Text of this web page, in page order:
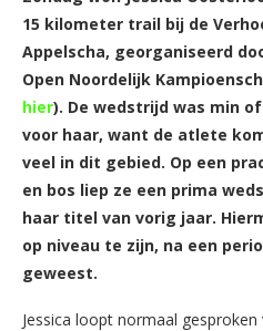
15 kilometer trail bij de
Appelscha, georganiseerd
Open Noordelijk
hier). De wedstrijd was min
voor haar, want de atlete
veel in dit gebied. Op een
en bos liep ze een prima
haar titel van vorig jaar.
op niveau te zijn, na een
geweest.
Jessica loopt normaal